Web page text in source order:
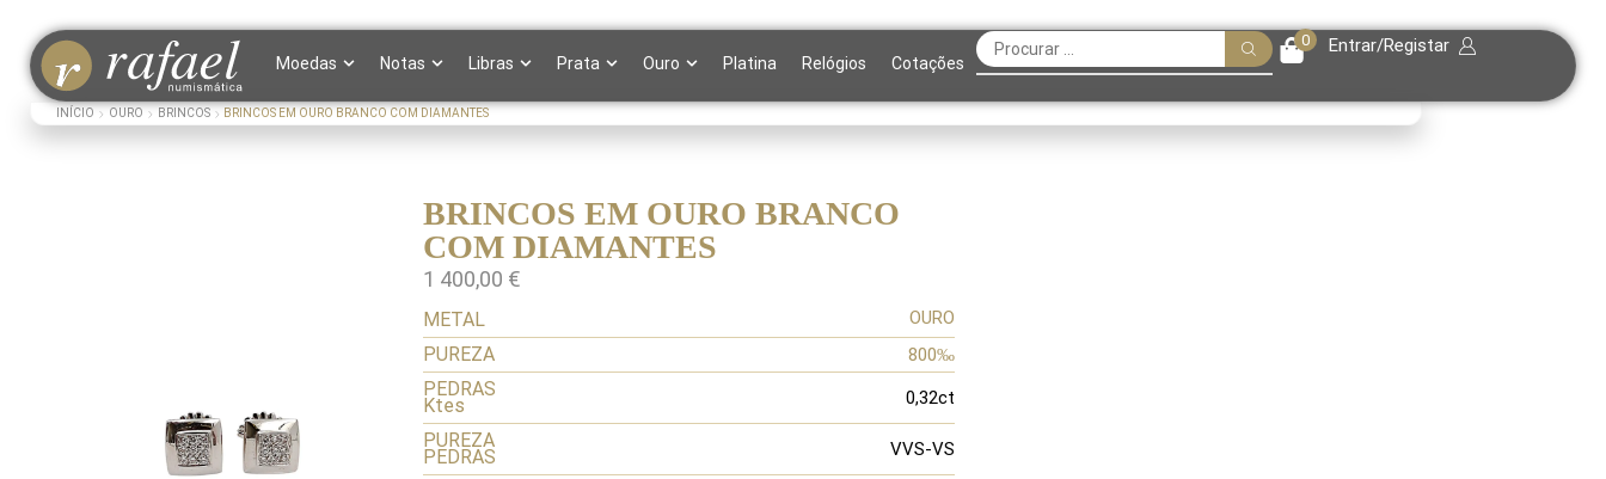
Moedas Notas Libras Prata Ouro Platina Relógios Cotações
0 Entrar/Registar
INÍCIO OURO BRINCOS BRINCOS EM OURO BRANCO COM DIAMANTES
BRINCOS EM OURO BRANCO
COM DIAMANTES
1 400,00 €
METAL OURO
PUREZA 800‰
PEDRAS
Ktes 0,32ct
PUREZA
PEDRAS VVS-VS